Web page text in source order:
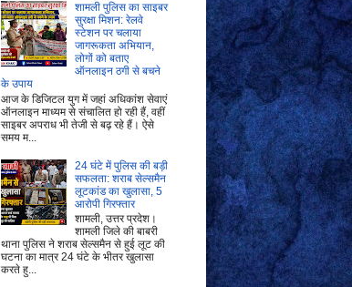
शामली पुलिस का साइबर
सुरक्षा मिशन: रेलवे
स्टेशन पर चलाया
जागरूकता अभियान,
लोगों को बताए
ऑनलाइन ठगी से बचने
के उपाय
आज के डिजिटल युग में जहां अधिकांश सेवाएं
ऑनलाइन माध्यम से संचालित हो रही हैं, वहीं
साइबर अपराध भी तेजी से बढ़ रहे हैं। ऐसे
समय म...
24 घंटे में पुलिस की बड़ी
सफलता: शराब सेल्समैन
लूटकांड का खुलासा, 5
आरोपी गिरफ्तार
शामली, उत्तर प्रदेश।
शामली जिले की बाबरी
थाना पुलिस ने शराब सेल्समैन से हुई लूट की
घटना का मात्र 24 घंटे के भीतर खुलासा
करते हु...